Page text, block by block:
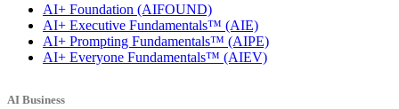
AI+ Foundation (AIFOUND)
AI+ Executive Fundamentals™ (AIE)
AI+ Prompting Fundamentals™ (AIPE)
AI+ Everyone Fundamentals™ (AIEV)
AI Business